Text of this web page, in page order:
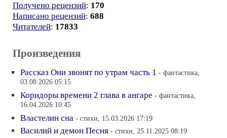
Получено рецензий: 170
Написано рецензий: 688
Читателей: 17833
Произведения
Рассказ Они звонят по утрам часть 1 - фантастика,
03.08.2026 05:15
Коридоры времени 2 глава в ангаре - фантастика,
16.04.2026 10:45
Властелин сна - стихи, 15.03.2026 17:19
Василий и демон Песня - стихи, 25.11.2025 08:19